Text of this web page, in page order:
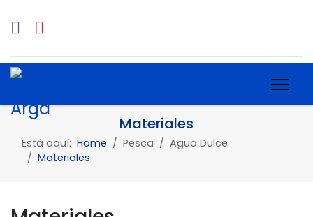
Materiales
Está aquí: Home Pesca
Agua Dulce
Materiales